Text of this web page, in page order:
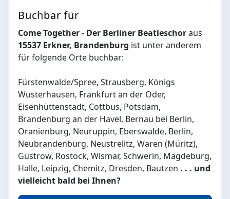
Buchbar für
Come Together - Der Berliner Beatleschoraus
15537 Erkner, Brandenburg ist unter anderem
für folgende Orte buchbar:
Fürstenwalde/Spree, Strausberg, Königs
Wusterhausen, Frankfurt an der Oder,
Eisenhüttenstadt, Cottbus, Potsdam,
Brandenburg an der Havel, Bernau bei Berlin,
Oranienburg, Neuruppin, Eberswalde, Berlin,
Neubrandenburg, Neustrelitz, Waren (Müritz),
Güstrow, Rostock, Wismar, Schwerin, Magdeburg,
Halle, Leipzig, Chemitz, Dresden, Bautzen . . . und
vielleicht bald bei Ihnen?